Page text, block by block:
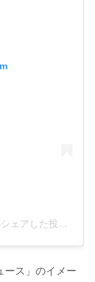
Walt Disney Studiosさん(@disneystudios)がシェアした投稿
ース」のイメー